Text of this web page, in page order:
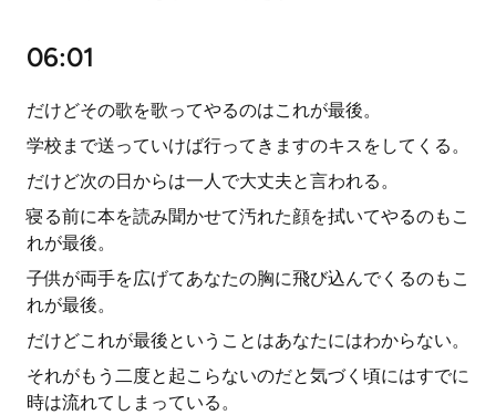
06:01
だけどその歌を歌ってやるのはこれが最後。
学校まで送っていけば行ってきますのキスをしてくる。
だけど次の日からは一人で大丈夫と言われる。
寝る前に本を読み聞かせて汚れた顔を拭いてやるのもこ
れが最後。
子供が両手を広げてあなたの胸に飛び込んでくるのもこ
れが最後。
だけどこれが最後ということはあなたにはわからない。
それがもう二度と起こらないのだと気づく頃にはすでに
時は流れてしまっている。